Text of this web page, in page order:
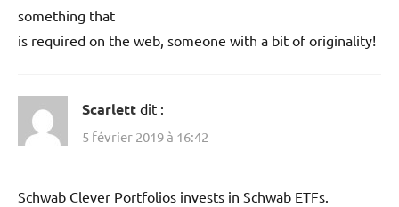
something that
is required on the web, someone with a bit of originality!
Scarlett dit :
5 février 2019 à 16:42
Schwab Clever Portfolios invests in Schwab ETFs.